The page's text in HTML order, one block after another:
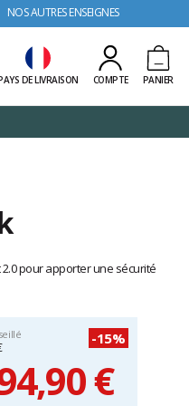
NOS AUTRES ENSEIGNES
DE LIVRAISON COMPTE PANIER
2.0 pour apporter une sécurité
-15%
€